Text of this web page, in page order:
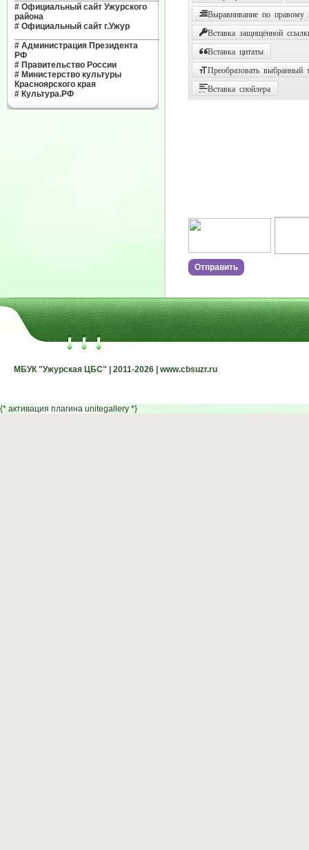
# Официальный сайт Ужурского
района
# Официальный сайт г.Ужур
# Администрация Президента
РФ
# Правительство России
# Министерство культуры
Красноярского края
# Культура.РФ
Выравнивание по правому
Вставка защищённой
Вставка цитаты
Преобразовать выбранный
Вставка спойлера
МБУК "Ужурская ЦБС" | 2011-2026 | www.cbsuzr.ru
МБУК "Ужурская ЦБС" | 2011-2026 | www.cbsuzr.ru
{* активация плагина unitegallery *}